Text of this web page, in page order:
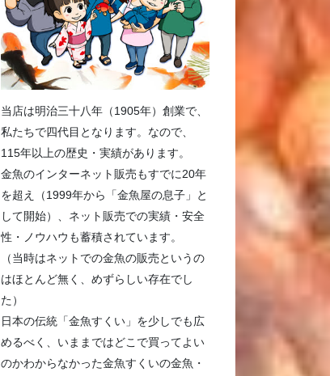
当店は明治三十八年（1905年）創業で、
私たちで四代目となります。なので、
115年以上の歴史・実績があります。
金魚のインターネット販売もすでに20年
を超え（1999年から「金魚屋の息子」と
して開始）、ネット販売での実績・安全
性・ノウハウも蓄積されています。
（当時はネットでの金魚の販売というの
はほとんど無く、めずらしい存在でし
た）
日本の伝統「金魚すくい」を少しでも広
めるべく、いままではどこで買ってよい
のかわからなかった金魚すくいの金魚・